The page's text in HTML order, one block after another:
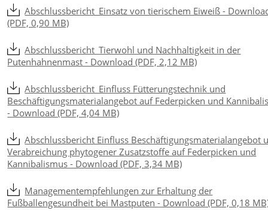
Abschlussbericht_Einsatz von tierischem Eiweiß -
(PDF, 0,90 MB)
Abschlussbericht_Tierwohl und Nachhaltigkeit in der
Putenhahnenmast - Download (PDF, 2,12 MB)
Abschlussbericht_Einfluss Fütterungstechnik und
Beschäftigungsmaterialangebot auf Federpicken und
- Download (PDF, 4,04 MB)
Abschlussbericht Einfluss Beschäftigungsmaterialangebot
Verabreichung phytogener Zusatzstoffe auf Federpicken und
Kannibalismus - Download (PDF, 3,34 MB)
Managementempfehlungen zur Erhaltung der
Fußballengesundheit bei Mastputen - Download (PDF, 0,18